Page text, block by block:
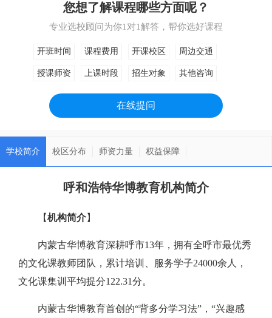
您想了解课程哪些方面呢？
专业选校顾问为你1对1解答，帮你选好课程
开班时间 课程费用 开课校区 周边交通
授课师资 上课时段 招生对象 其他咨询
在线提问
学校简介 校区分布 师资力量 权益保障
呼和浩特华博教育机构简介
【机构简介】
内蒙古华博教育深耕呼市13年，拥有全呼市最优秀
的文化课教师团队，累计培训、服务学子24000余人，
文化课集训平均提分122.31分。
内蒙古华博教育首创的“背多分学习法”，“兴趣感